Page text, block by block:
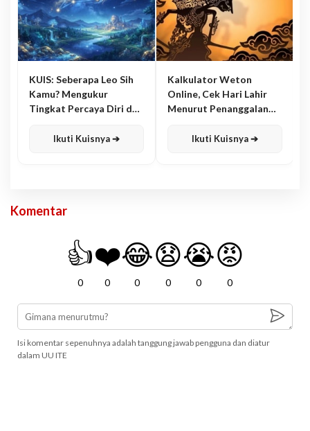
KUIS: Seberapa Leo Sih
Kamu? Mengukur
Tingkat Percaya Diri dan
Ikuti Kuisnya ➔
Kalkulator Weton
Online, Cek Hari Lahir
Menurut Penanggalan
Ikuti Kuisnya ➔
Komentar
👍
0
❤️
0
😂
0
😧
0
😭
0
😡
0
Isi komentar sepenuhnya adalah tanggung jawab pengguna dan diatur
dalam UU ITE